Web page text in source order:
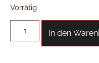
Vorrätig
In den